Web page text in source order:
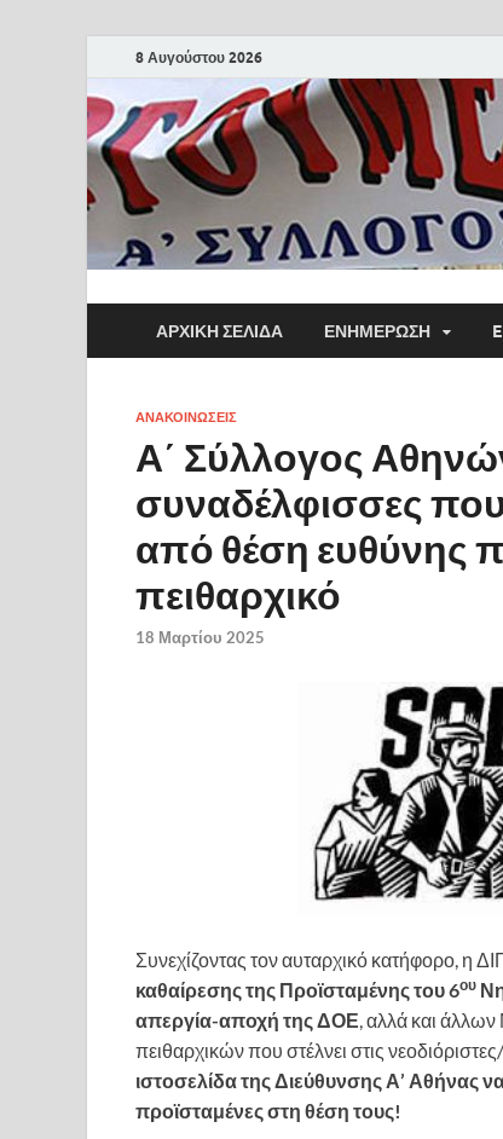
8 Αυγούστου 2026
ΑΡΧΙΚΗ ΣΕΛΙΔΑ ΕΝΗΜΕΡΩΣΗ
ΑΝΑΚΟΙΝΩΣΕΙΣ
Α΄ Σύλλογος
συναδέλφισσες
από θέση ευθύνης
πειθαρχικό
18 Μαρτίου 2025
Συνεχίζοντας τον αυταρχικό κατήφορο, η
καθαίρεσης της Προϊσταμένης του 6ου
απεργία-αποχή της ΔΟΕ, αλλά και
πειθαρχικών που στέλνει στις
ιστοσελίδα της Διεύθυνσης Α’ Αθήνας
προϊσταμένες στη θέση τους!